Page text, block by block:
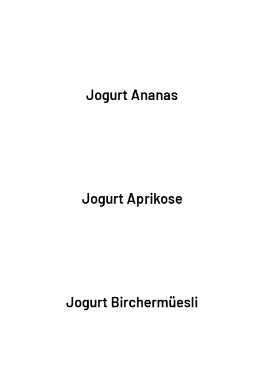
Jogurt Ananas
Jogurt Aprikose
Jogurt Birchermüesli